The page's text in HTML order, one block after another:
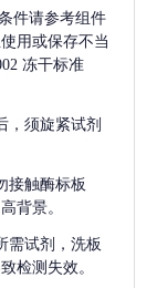
件请参考组件
用或保存不当
冻干标准
，须旋紧试剂
接触酶标板
背景。
需试剂，洗板
检测失效。